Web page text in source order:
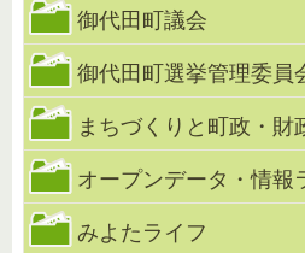
御代田町議会
御代田町選挙管理委員
まちづくりと町政・財
オープンデータ・情報
みよたライフ